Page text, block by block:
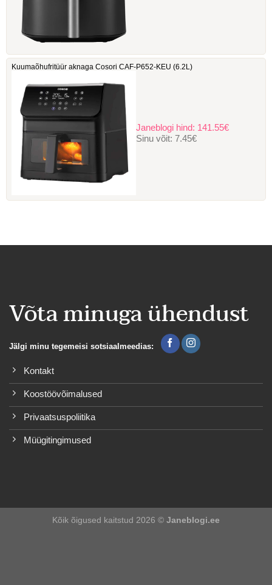
Kuumaõhufritüür aknaga Cosori ‎CAF-P652-KEU (6.2L)
Janeblogi hind: 141.55€
Sinu võit: 7.45€
Võta minuga ühendust
Jälgi minu tegemeisi sotsiaalmeedias:
Kontakt
Koostöövõimalused
Privaatsuspoliitika
Müügitingimused
Kõik õigused kaitstud 2026 © Janeblogi.ee